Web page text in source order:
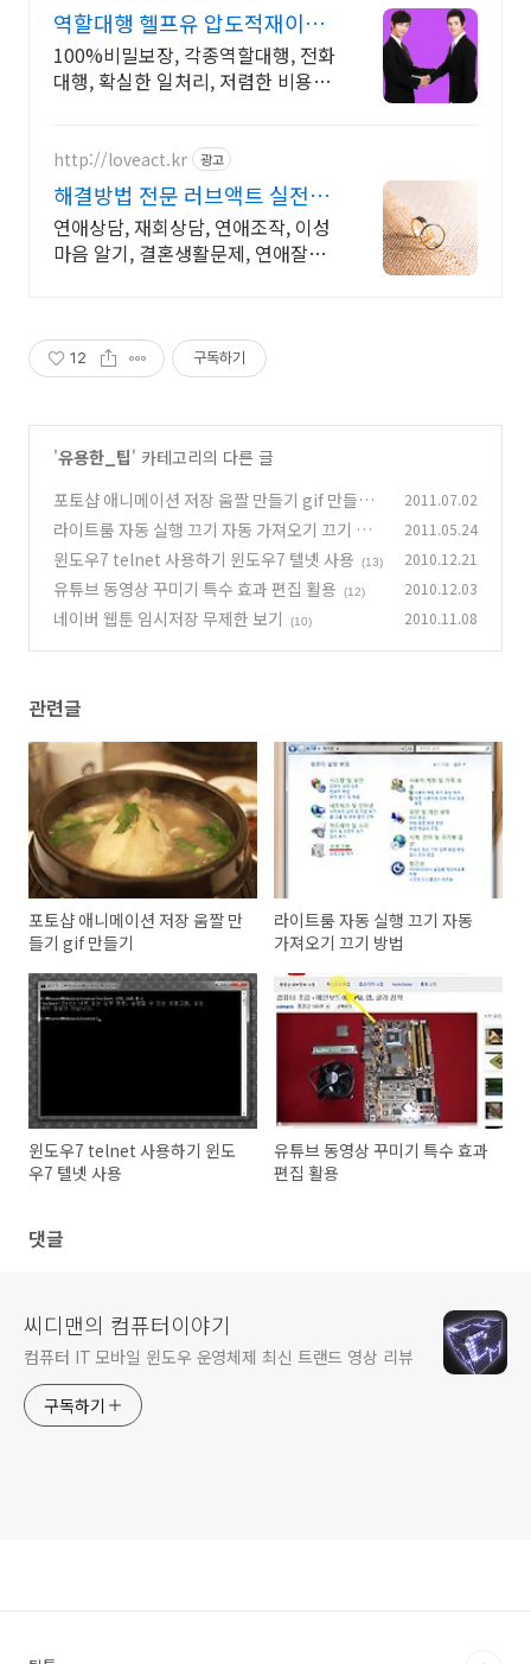
역할대행 헬프유 압도적재이용
역할대행, 상황연출 전문업체
100%비밀보장, 각종역할대행, 전화
대행, 확실한 일처리, 저렴한 비용,
http://loveact.kr 광고
해결방법 전문 러브액트 실전경
험이 가장 많은 업체
연애상담, 재회상담, 연애조작, 이성
마음 알기, 결혼생활문제, 연애잘하
12 구독하기
'유용한_팁' 카테고리의 다른 글
포토샵 애니메이션 저장 움짤 만들기 gif 만들기
(8)
2011.07.02
라이트룸 자동 실행 끄기 자동 가져오기 끄기 방
법
(4)
2011.05.24
윈도우7 telnet 사용하기 윈도우7 텔넷 사용 (13) 2010.12.21
유튜브 동영상 꾸미기 특수 효과 편집 활용 (12) 2010.12.03
네이버 웹툰 임시저장 무제한 보기 (10) 2010.11.08
관련글
포토샵 애니메이션 저장 움짤 만
들기 gif 만들기
라이트룸 자동 실행 끄기 자동
가져오기 끄기 방법
윈도우7 telnet 사용하기 윈도
우7 텔넷 사용
유튜브 동영상 꾸미기 특수 효과
편집 활용
댓글
씨디맨의 컴퓨터이야기
컴퓨터 IT 모바일 윈도우 운영체제 최신 트랜드 영상 리뷰
구독하기